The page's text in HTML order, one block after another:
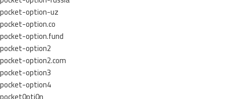
pocket-option-uz
pocket-option.co
pocket-option.fund
pocket-option2
pocket-option2.com
pocket-option3
pocket-option4